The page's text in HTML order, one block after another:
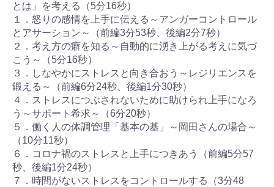
とは」を考える（5分16秒）
１．怒りの感情を上手に伝える～アンガーコントロール
とアサーション～（前編3分53秒、後編2分7秒）
２．考え方の癖を知る～自動的に湧き上がる考えに気づ
こう～（5分16秒）
３．しなやかにストレスと向き合おう～レジリエンスを
鍛える～（前編6分24秒、後編1分30秒）
４．ストレスにつぶされないために助けられ上手になろ
う～サポート希求～（6分20秒）
５．働く人の体調管理「基本の基」～岡田さんの場合～
（10分11秒）
６．コロナ禍のストレスと上手につきあう（前編5分57
秒、後編1分24秒）
７．時間がないストレスをコントロールする（3分48